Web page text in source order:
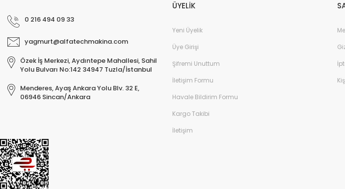
0 216 494 09 33
yagmurt@alfatechmakina.com
Özek İş Merkezi, Aydıntepe Mahallesi, Sahil
Yolu Bulvarı No:142 34947 Tuzla/İstanbul
Menderes, Ayaş Ankara Yolu Blv. 32 E,
06946 Sincan/Ankara
ÜYELİK
Yeni Üyelik
Üye Girişi
Şifremi Unuttum
İletişim Formu
Havale Bildirim Formu
Kargo Takibi
İletişim